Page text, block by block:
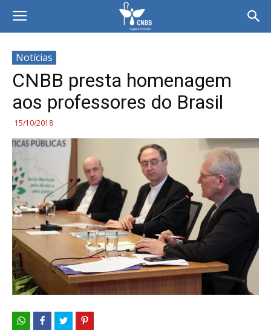
Notícias
CNBB presta homenagem
aos professores do Brasil
15/10/2018